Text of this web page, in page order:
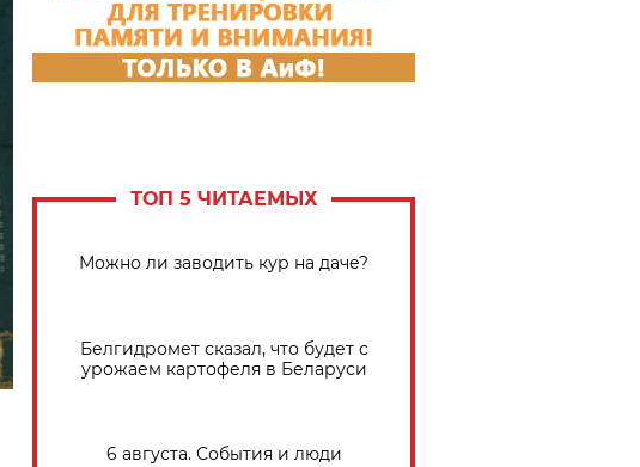
ТОП 5 ЧИТАЕМЫХ
Можно ли заводить кур на даче?
Белгидромет сказал, что будет с
урожаем картофеля в Беларуси
6 августа. События и люди